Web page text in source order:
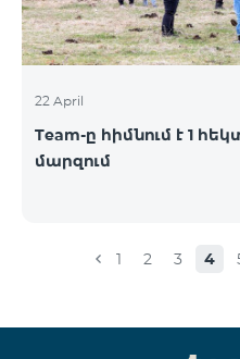
22 April
Team-ը հիմնում է 1
մարզում
1 2 3 4